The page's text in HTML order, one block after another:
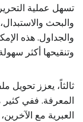
تسهل عملية
والبحث
والجداول. هذه
وتنقيحها أكثر
المعرفة. ففي
العبرية مع